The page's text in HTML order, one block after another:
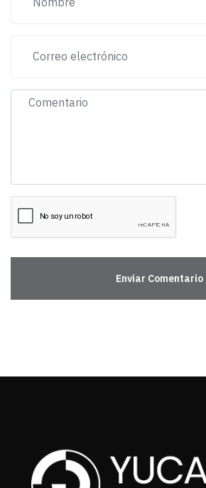
Enviar Comentario